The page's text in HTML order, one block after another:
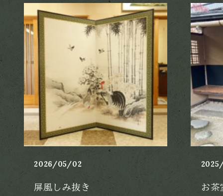
2026/05/02
屏風しみ抜き お